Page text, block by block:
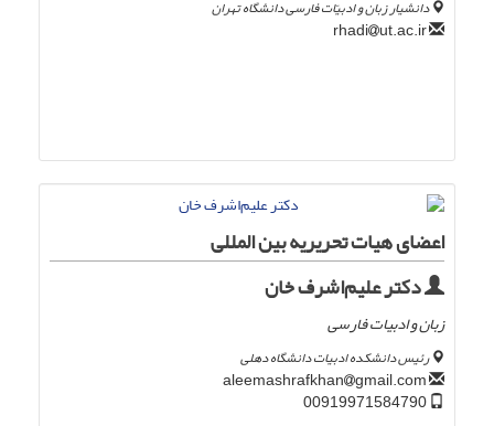
دانشیار زبان و ادبیّات فارسی دانشگاه تهران
ut.ac.ir
اعضای هیات تحریریه بین المللی
دکتر علیم‌اشرف خان
زبان و ادبیات فارسی
رئیس دانشکده ادبیات دانشگاه دهلی
gmail.com